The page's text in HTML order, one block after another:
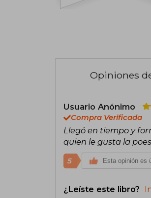
Opiniones
Usuario Anónimo
Compra Verificada
Llegó en tiempo y
quien le gusta la
5 Esta opinión es
¿Leíste este libro?